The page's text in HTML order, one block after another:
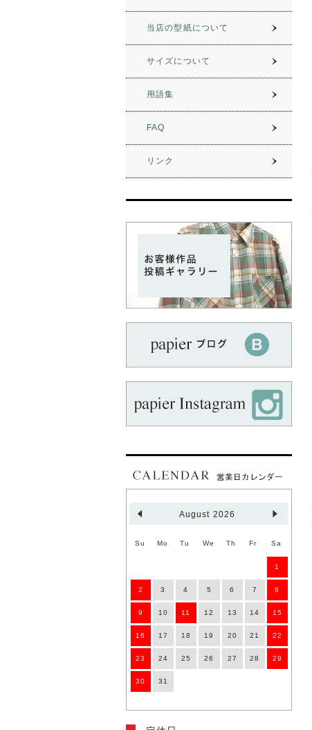
2023.12.07
期間限定でポイント20倍です!
新作の前インタックセミワイドパンツ
をアップしました。
2022.09.01
ートをアップしました。
出力方法変更のお知らせ
本日までに下記のパターンがA4用紙
で貼り合わせありのパターンに変更済
みです。
B-42 後ろタックノースリーブ
B-46 フリル袖ブラウス
B-52 ロングフレンチカットソー
B-57 タックスリーブギャザーネッ
OP-09 ソフトタックワンピース
OP-18 ウエストゴムロングワンピ
OP-19 テントラインワンピース
臨時休業のお知らせ
8月8日(月)は臨時休業といたしま
す。
以外のご連絡、発送は行いませんので
6月3日(金)は臨時休業といたしま
す。
ご注文は承りますが、自動返信メール
以外のご連絡、発送は行いませんので
ご注意くださいませ。
2022.03.30
当店の型紙について
サイズについて
用語集
FAQ
リンク
August 2026
Su Mo Tu We Th Fr Sa
1
2 3 4 5 6 7 8
9 10 11 12 13 14 15
16 17 18 19 20 21 22
23 24 25 26 27 28 29
30 31